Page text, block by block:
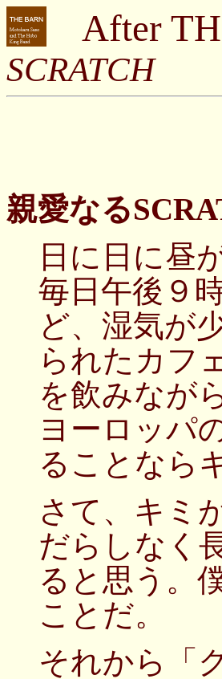
After
SCRATCH
親愛なる
日に日に昼
毎日午後９
ど、湿気が
られたカフ
を飲みなが
ヨーロッパ
ることなら
さて、キミ
だらしなく
ると思う。
ことだ。
それから「